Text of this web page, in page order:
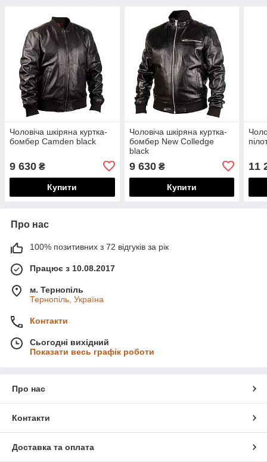
Чоловіча шкіряна куртка-
бомбер Camden black
9 630 ₴
Купити
Чоловіча шкіряна куртка-
бомбер New Colledge
black
9 630₴
Купити
11
Про нас
100% позитивних з 72 відгуків за рік
Працює з 10.08.2017
м. Тернопіль
Тернопіль, Україна
Контакти
Сьогодні вихідний
Показати весь графік роботи
Про нас
Контакти
Доставка та оплата